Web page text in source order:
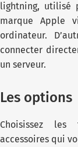
lightning, utilisé
marque Apple
ordinateur.
connecter
un serveur.
Les options
Choisissez les
accessoires qui